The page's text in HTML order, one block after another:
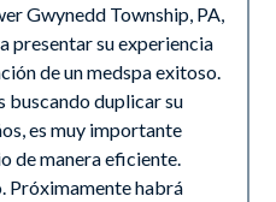
Gwynedd Township, PA,
presentar su experiencia
de un medspa exitoso.
buscando duplicar su
es muy importante
de manera eficiente.
Próximamente habrá